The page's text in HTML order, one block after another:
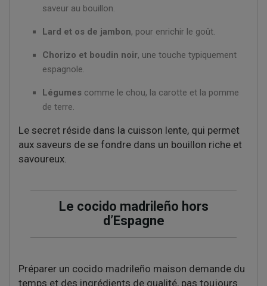
saveur au bouillon.
Lard et os de jambon, pour enrichir le goût.
Chorizo et boudin noir, une touche typiquement
espagnole.
Légumes comme le chou, la carotte et la pomme
de terre.
Le secret réside dans la cuisson lente, qui permet
aux saveurs de se fondre dans un bouillon riche et
savoureux.
Le cocido madrileño hors
d’Espagne
Préparer un cocido madrileño maison demande du
temps et des ingrédients de qualité, pas toujours